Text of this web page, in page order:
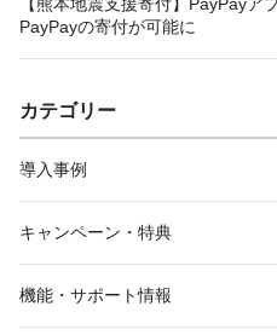
PayPayの寄付が可能に
カテゴリー
導入事例
キャンペーン・特典
機能・サポート情報